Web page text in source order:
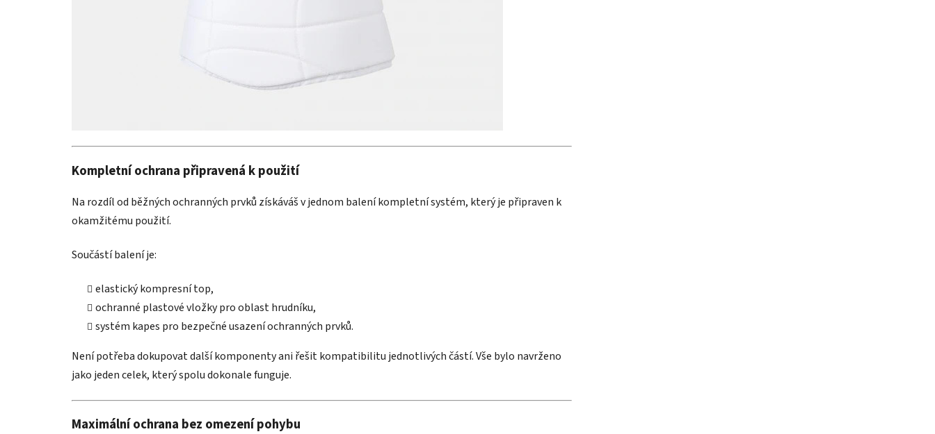
Kompletní ochrana připravená k použití
Na rozdíl od běžných ochranných prvků získáváš v jednom balení kompletní systém, který je připraven k
okamžitému použití.
Součástí balení je:
elastický kompresní top,
ochranné plastové vložky pro oblast hrudníku,
systém kapes pro bezpečné usazení ochranných prvků.
Není potřeba dokupovat další komponenty ani řešit kompatibilitu jednotlivých částí. Vše bylo navrženo
jako jeden celek, který spolu dokonale funguje.
Maximální ochrana bez omezení pohybu